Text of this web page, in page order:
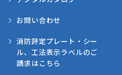
お問い合わせ
消防評定プレート・シー
ル、工法表示ラベルのご
請求はこちら